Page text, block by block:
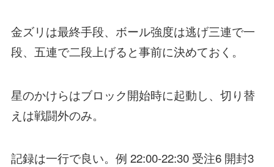
金ズリは最終手段、ボール強度は逃げ三連で一
段、五連で二段上げると事前に決めておく。
星のかけらはブロック開始時に起動し、切り替
えは戦闘外のみ。
記録は一行で良い。例 22:00-22:30 受注6 開封3